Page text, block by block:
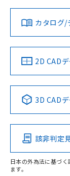
ダウンロードデ
みください。
ソフトウェアの使
対応済み
中国 RoHS
Pb
LR型式承認
（イギリス
船舶規格）
No
その他
カタログ/
2D CAD
3D CAD
該非判定
日本の外為法に基づ
ます。